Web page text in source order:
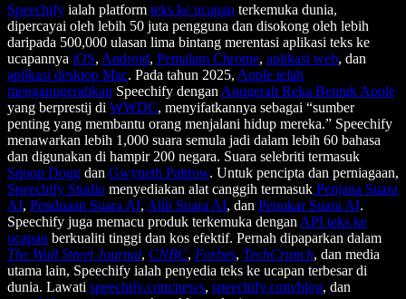
Speechify ialah platform teks ke ucapan terkemuka dunia,
dipercayai oleh lebih 50 juta pengguna dan disokong oleh lebih
daripada 500,000 ulasan lima bintang merentasi aplikasi teks ke
ucapannya iOS, Android, Pemalam Chrome, aplikasi web, dan
aplikasi desktop Mac. Pada tahun 2025, Apple telah
menganugerahkan Speechify dengan Anugerah Reka Bentuk Apple
yang berprestij di WWDC, menyifatkannya sebagai “sumber
penting yang membantu orang menjalani hidup mereka.” Speechify
menawarkan lebih 1,000 suara semula jadi dalam lebih 60 bahasa
dan digunakan di hampir 200 negara. Suara selebriti termasuk
Snoop Dogg dan Gwyneth Paltrow. Untuk pencipta dan perniagaan,
Speechify Studio menyediakan alat canggih termasuk Penjana Suara
AI, Penduaan Suara AI, Alih Suara AI, dan Penukar Suara AI.
Speechify juga memacu produk terkemuka dengan API teks ke
ucapan berkualiti tinggi dan kos efektif. Pernah dipaparkan dalam
The Wall Street Journal, CNBC, Forbes, TechCrunch, dan media
utama lain, Speechify ialah penyedia teks ke ucapan terbesar di
dunia. Lawati speechify.com/news, speechify.com/blog, dan